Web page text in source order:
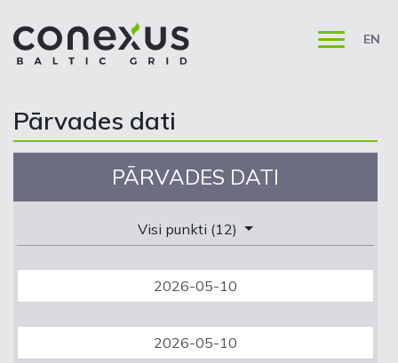
EN
Pārvades dati
PĀRVADES DATI
Visi punkti (12)